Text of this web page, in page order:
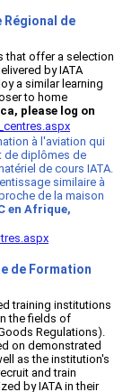
Centre
aviation training
courses and diploma
course material.
an IATA Training
and to find an
training/Pages/
organismes
de
instructeurs de
d'une
formation IATA,
et pour
Pages/
Centre
Centers (ATC)
to teach IATA
Tourism, Cargo and
these courses is
in the courses of
quality training.